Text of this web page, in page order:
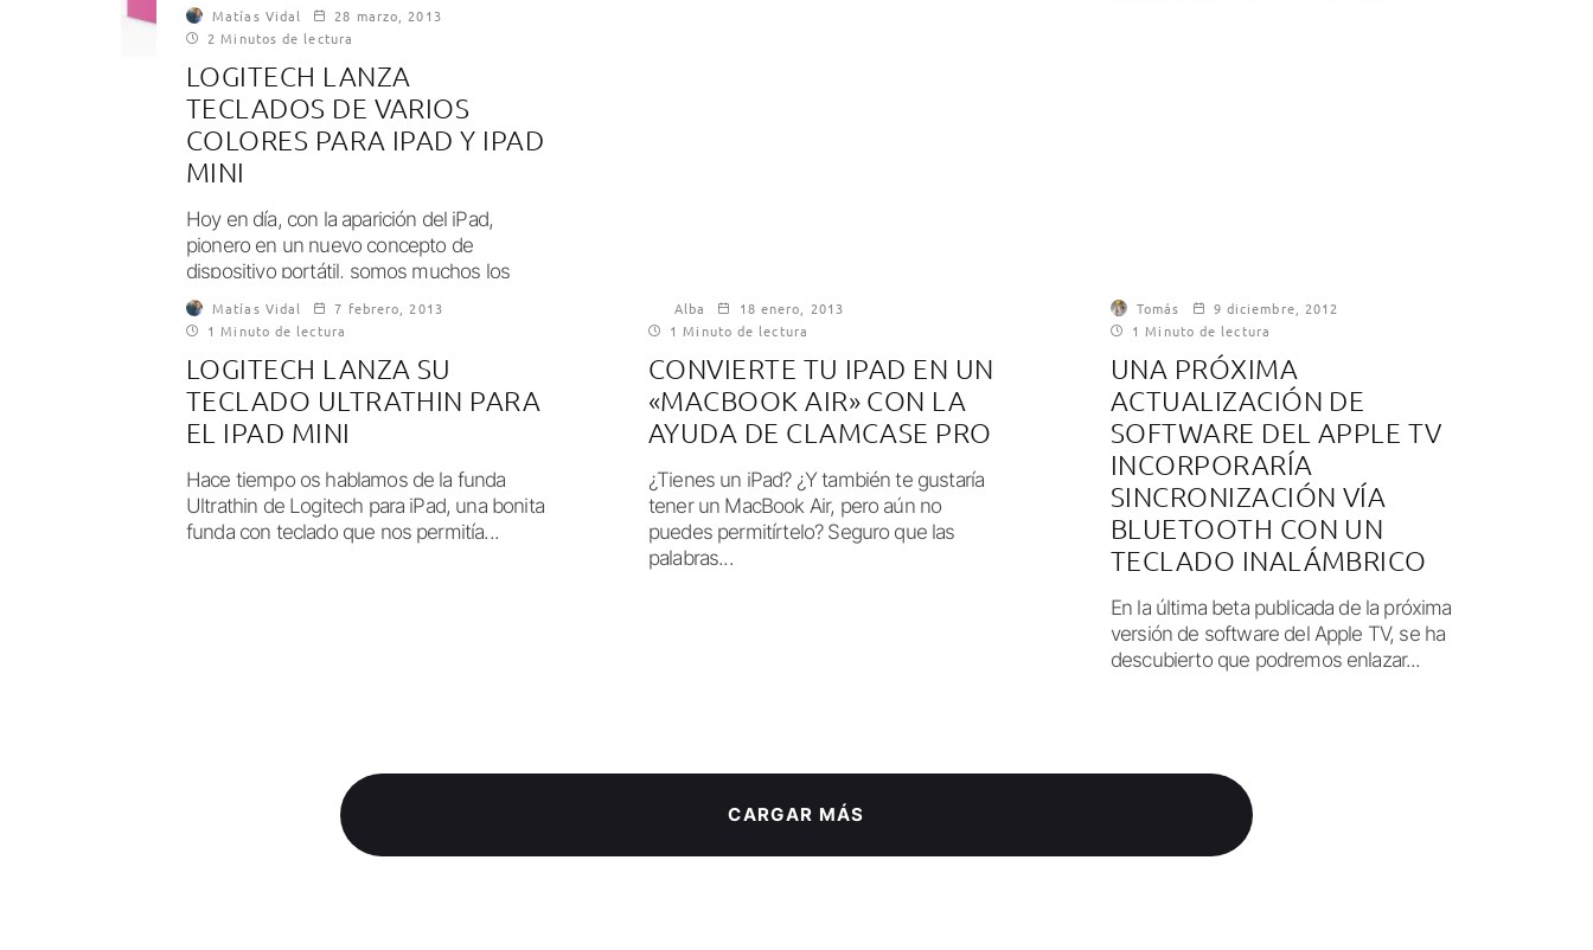
Matías Vidal
28 marzo, 2013
2 Minutos de lectura
LOGITECH LANZA
TECLADOS DE VARIOS
COLORES PARA IPAD Y IPAD
MINI
Hoy en día, con la aparición del iPad,
pionero en un nuevo concepto de
dispositivo portátil, somos muchos los
usuarios...
Matías Vidal
7 febrero, 2013
1 Minuto de lectura
LOGITECH LANZA SU
TECLADO ULTRATHIN PARA
EL IPAD MINI
Hace tiempo os hablamos de la funda
Ultrathin de Logitech para iPad, una bonita
funda con teclado que nos permitía...
Alba
18 enero, 2013
1 Minuto de lectura
CONVIERTE TU IPAD EN UN
«MACBOOK AIR» CON LA
AYUDA DE CLAMCASE PRO
¿Tienes un iPad? ¿Y también te gustaría
tener un MacBook Air, pero aún no
puedes permitírtelo? Seguro que las
palabras...
Tomás
9 diciembre, 2012
1 Minuto de lectura
UNA PRÓXIMA
ACTUALIZACIÓN DE
SOFTWARE DEL APPLE TV
INCORPORARÍA
SINCRONIZACIÓN VÍA
BLUETOOTH CON UN
TECLADO INALÁMBRICO
En la última beta publicada de la próxima
versión de software del Apple TV, se ha
descubierto que podremos enlazar...
CARGAR MÁS